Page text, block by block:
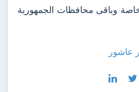
خاصة وباقى محافظات الجمهورية
عاشور